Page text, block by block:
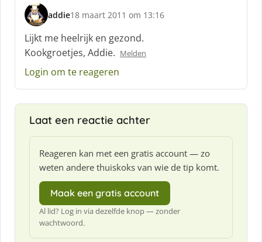
addie
s
c
h
r
e
:
18 maart 2011 om 13:16
Lijkt me heelrijk en gezond.
Kookgroetjes, Addie. Melden
Login om te reageren
Laat een reactie achter
Reageren kan met een gratis account — zo
weten andere thuiskoks van wie de tip komt.
Maak een gratis account
Al lid? Log in via dezelfde knop — zonder
wachtwoord.